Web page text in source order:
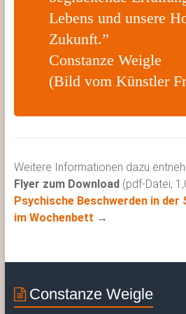
Lebens und unsere
Zukunft.”
Constanze Weigle
(Bild vom Künstler
Weitere Informationen dazu
Flyer zum Download(pdf-Datei,
Psychische Beschwerden in
im Wochenbett →
Constanze Weigle